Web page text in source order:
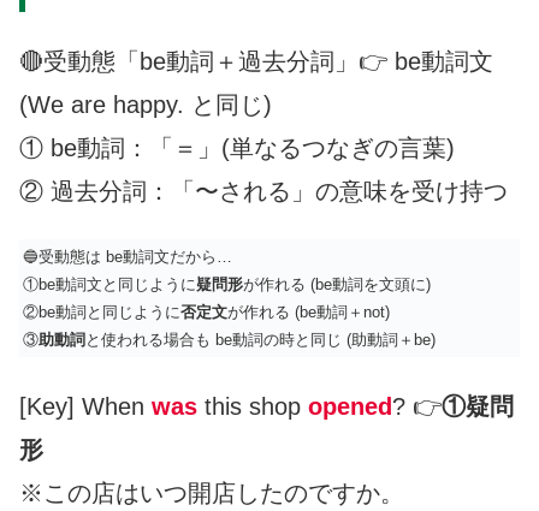
🔴受動態「be動詞＋過去分詞」👉 be動詞文
(We are happy. と同じ)
① be動詞：「＝」(単なるつなぎの言葉)
② 過去分詞：「〜される」の意味を受け持つ
🔵受動態は be動詞文だから…
①be動詞文と同じように疑問形が作れる (be動詞を文頭に)
②be動詞と同じように否定文が作れる (be動詞＋not)
③助動詞 と使われる場合も be動詞の時と同じ (助動詞＋be)
[Key] When was this shop opened? 👉①疑問
形
※この店はいつ開店したのですか。